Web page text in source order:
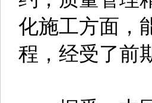
化施工方面，
程，经受了前